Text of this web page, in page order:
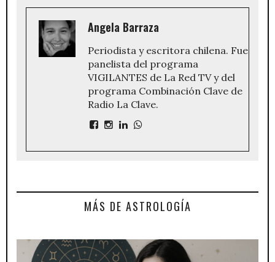
Angela Barraza
Periodista y escritora chilena. Fue
panelista del programa
VIGILANTES de La Red TV y del
programa Combinación Clave de
Radio La Clave.
MÁS DE ASTROLOGÍA